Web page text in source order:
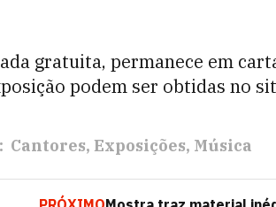
gratuita, permanece em
podem ser obtidas no
Cantores Exposições Música